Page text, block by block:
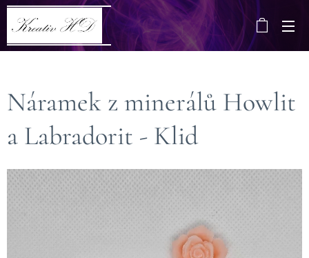
Náramek z minerálů Howlit
a Labradorit - Klid